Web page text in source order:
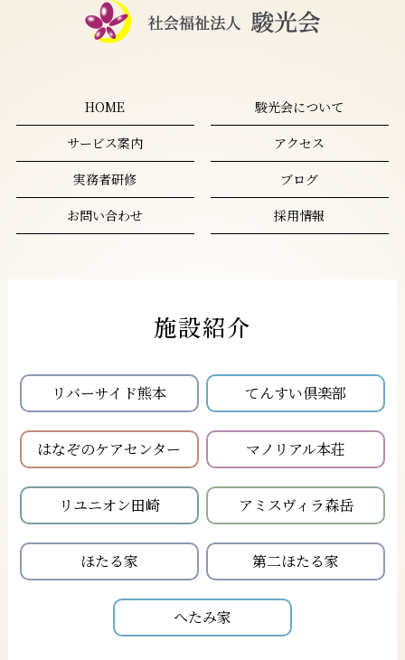
HOME
駿光会について
サービス案内
アクセス
実務者研修
ブログ
お問い合わせ
採用情報
施設紹介
リバーサイド熊本 てんすい倶楽部
はなぞのケアセンター マノリアル本荘
リユニオン田崎 アミスヴィラ森岳
ほたる家 第二ほたる家
へたみ家